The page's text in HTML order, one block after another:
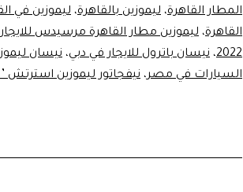
المطار القاهرة، ليموزين بالقاهرة، ليموزين في
القاهرة، ليموزين مطار القاهرة مرسيدس
2022، نيسان باترول للايجار في دبي، نيسان
السيارات في مصر، نيفجاتور ليموزين استرتش ’